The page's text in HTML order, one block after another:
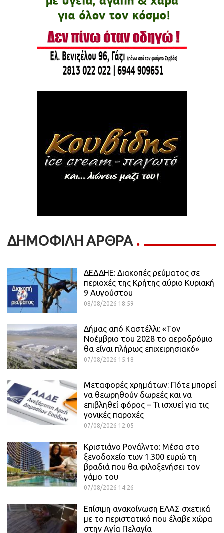
ΔΗΜΟΦΙΛΗ ΑΡΘΡΑ
ΔΕΔΔΗΕ: Διακοπές ρεύματος σε
περιοχές της Κρήτης αύριο Κυριακή
9 Αυγούστου
08/08/2026 18:59
Δήμας από Καστέλλι: «Τον
Νοέμβριο του 2028 το αεροδρόμιο
θα είναι πλήρως επιχειρησιακό»
07/08/2026 15:18
Μεταφορές χρημάτων: Πότε μπορεί
να θεωρηθούν δωρεές και να
επιβληθεί φόρος – Τι ισχυεί για τις
γονικές παροχές
07/08/2026 12:05
Κριστιάνο Ρονάλντο: Μέσα στο
ξενοδοχείο των 1.300 ευρώ τη
βραδιά που θα φιλοξενήσει τον
γάμο του
07/08/2026 14:26
Επίσιμη ανακοίνωση ΕΛΑΣ σχετικά
με το περιστατικό που έλαβε χώρα
στην Αγία Πελαγία